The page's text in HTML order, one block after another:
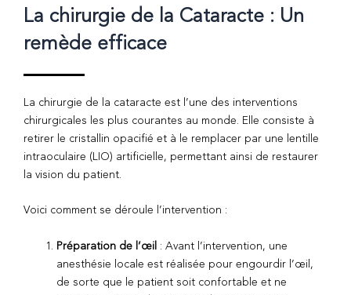
La chirurgie de la Cataracte : Un
remède efficace
La chirurgie de la cataracte est l’une des interventions
chirurgicales les plus courantes au monde. Elle consiste à
retirer le cristallin opacifié et à le remplacer par une lentille
intraoculaire (LIO) artificielle, permettant ainsi de restaurer
la vision du patient.
Voici comment se déroule l’intervention :
Préparation de l’œil : Avant l’intervention, une
anesthésie locale est réalisée pour engourdir l’œil,
de sorte que le patient soit confortable et ne